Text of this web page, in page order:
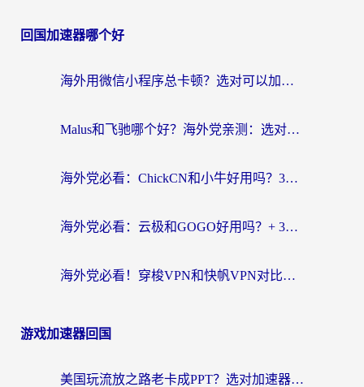
回国加速器哪个好
海外用微信小程序总卡顿？选对可以加速微信小程序的加速器就够了（含老挝可用&Mac端推荐）
Malus和飞驰哪个好？海外党亲测：选对回国加速器才能无缝刷剧玩国服
海外党必看：ChickCN和小牛好用吗？3招教你选对回国加速器无缝刷国内资源
海外党必看：云极和GOGO好用吗？+ 3步选对回国加速器，流畅看CCTV5海外直播
海外党必看！穿梭VPN和快帆VPN对比哪个回国效果更好？——3款冷门加速器实测+终极选择建议
游戏加速器回国
美国玩流放之路老卡成PPT？选对加速器比啥都重要（附欧洲全球玩家实测推荐）